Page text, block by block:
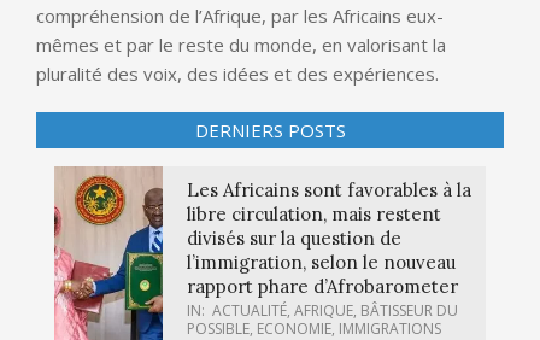
compréhension de l’Afrique, par les Africains eux-
mêmes et par le reste du monde, en valorisant la
pluralité des voix, des idées et des expériences.
DERNIERS POSTS
Les Africains sont favorables à la
libre circulation, mais restent
divisés sur la question de
l’immigration, selon le nouveau
rapport phare d’Afrobarometer
IN: ACTUALITÉ, AFRIQUE, BÂTISSEUR DU
POSSIBLE, ECONOMIE, IMMIGRATIONS